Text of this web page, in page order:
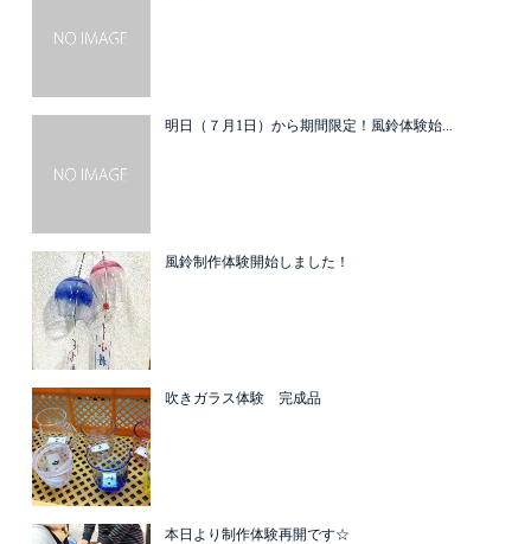
明日（７月1日）から期間限定！風鈴体験始...
風鈴制作体験開始しました！
吹きガラス体験 完成品
本日より制作体験再開です☆